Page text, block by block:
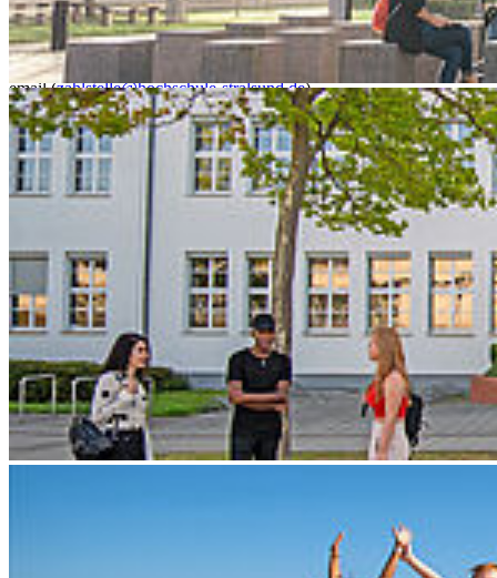
The pay office is open forinformation and issuance of wash coins
(no cash transactions).
Opening hours can be requested by phone (+49 3831 45 6510 ) or
email (zahlstelle@hochschule-stralsund.de).
You will find the payment office in building 1, room 225.
Kon­takt
Hochschule Stralsund
18435 Stralsund
Telefonzentrale: +49 3831 455
Zentrale Fax-Nummer: +49 3831 456 680
Allgemeine Studienberatung
Fakultät für Elektrotechnik und Informatik
Fakultät für Maschinenbau